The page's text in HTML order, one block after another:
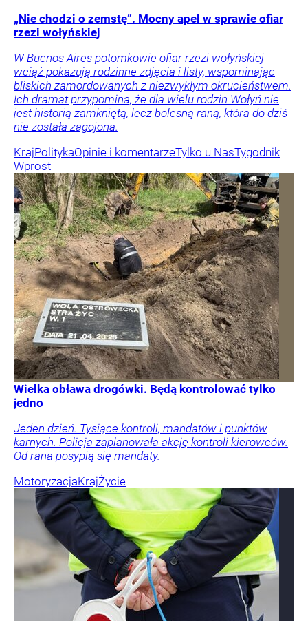
„Nie chodzi o zemstę”. Mocny apel w sprawie ofiar
rzezi wołyńskiej
W Buenos Aires potomkowie ofiar rzezi wołyńskiej
wciąż pokazują rodzinne zdjęcia i listy, wspominając
bliskich zamordowanych z niezwykłym okrucieństwem.
Ich dramat przypomina, że dla wielu rodzin Wołyń nie
jest historią zamkniętą, lecz bolesną raną, która do dziś
nie została zagojona.
KrajPolitykaOpinie i komentarzeTylko u NasTygodnik
Wprost
Wielka obława drogówki. Będą kontrolować tylko
jedno
Jeden dzień. Tysiące kontroli, mandatów i punktów
karnych. Policja zaplanowała akcję kontroli kierowców.
Od rana posypią się mandaty.
MotoryzacjaKrajŻycie